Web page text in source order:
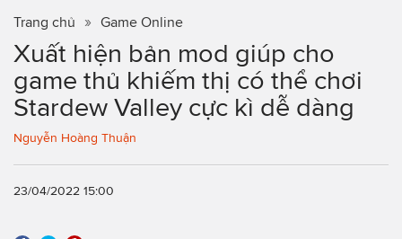
Trang chủ Game Online
Xuất hiện bản mod giúp cho
game thủ khiếm thị có thể chơi
Stardew Valley cực kì dễ dàng
Nguyễn Hoàng Thuận
23/04/2022 15:00